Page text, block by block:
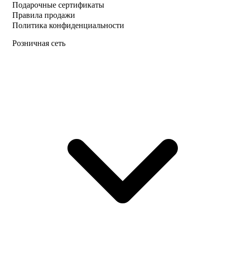
Подарочные сертификаты
Правила продажи
Политика конфиденциальности
Розничная сеть